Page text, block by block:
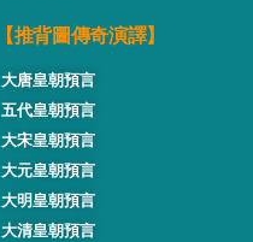
【推背圖傳奇演譯】
大唐皇朝預言
五代皇朝預言
大宋皇朝預言
大元皇朝預言
大明皇朝預言
大清皇朝預言